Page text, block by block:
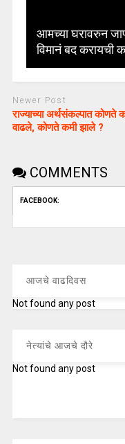
आमच्या घरावरुन
विमानं बद करायची
Newer Post
राज्याच्या अर्थसंकल्पात कोणते
वाढले, कोणते कमी झाले ?
COMMENTS
FACEBOOK:
आजचे वाढदिवस
Not found any post
नेत्यांचे आजचे दौरे
Not found any post